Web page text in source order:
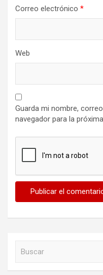
Correo electrónico *
Web
Guarda mi nombre,
navegador para la